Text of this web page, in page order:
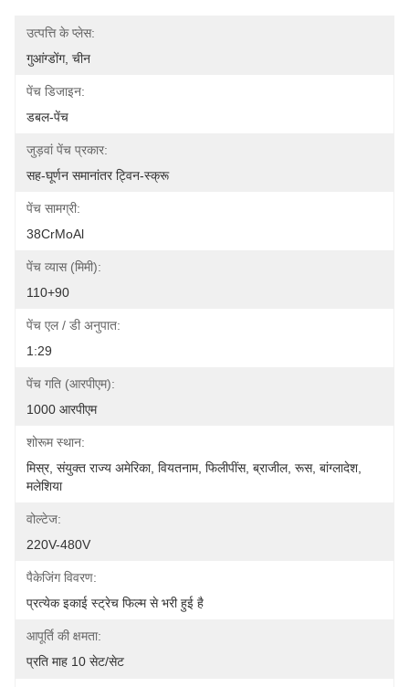
उत्पत्ति के प्लेस:
गुआंग्डोंग, चीन
पेंच डिजाइन:
डबल-पेंच
जुड़वां पेंच प्रकार:
सह-घूर्णन समानांतर ट्विन-स्क्रू
पेंच सामग्री:
38CrMoAl
पेंच व्यास (मिमी):
110+90
पेंच एल / डी अनुपात:
1:29
पेंच गति (आरपीएम):
1000 आरपीएम
शोरूम स्थान:
मिस्र, संयुक्त राज्य अमेरिका, वियतनाम, फिलीपींस, ब्राजील, रूस, बांग्लादेश,
मलेशिया
वोल्टेज:
220V-480V
पैकेजिंग विवरण:
प्रत्येक इकाई स्ट्रेच फिल्म से भरी हुई है
आपूर्ति की क्षमता:
प्रति माह 10 सेट/सेट